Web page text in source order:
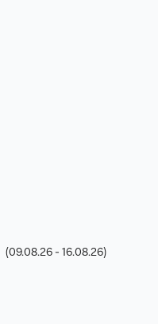
(09.08.26 - 16.08.26)